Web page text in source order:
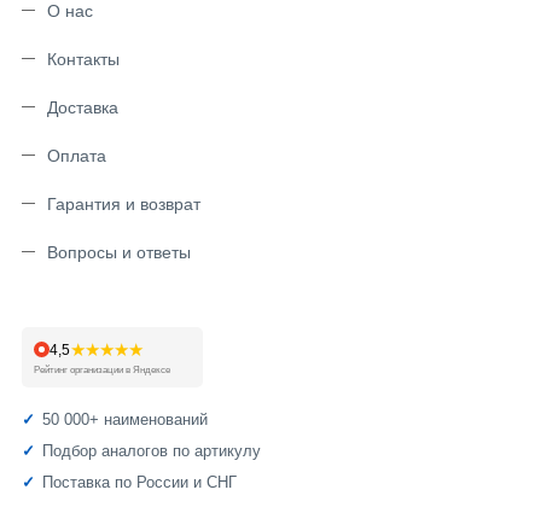
О нас
Контакты
Доставка
Оплата
Гарантия и возврат
Вопросы и ответы
4,5★★★★★
Рейтинг организации в Яндексе
50 000+ наименований
Подбор аналогов по артикулу
Поставка по России и СНГ